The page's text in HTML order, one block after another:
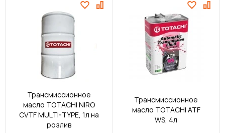
Трансмиссионное
масло TOTACHI NIRO
CVTF MULTI-TYPE, 1л на
розлив
Трансмиссионное
масло TOTACHI ATF
WS, 4л